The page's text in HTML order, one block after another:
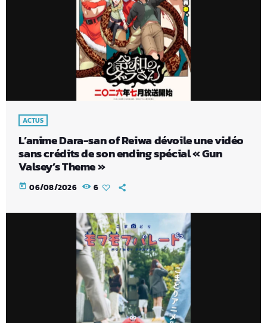
ACTUS
L’anime Dara-san of Reiwa dévoile une vidéo
sans crédits de son ending spécial « Gun
Valsey’s Theme »
today 06/08/2026 6